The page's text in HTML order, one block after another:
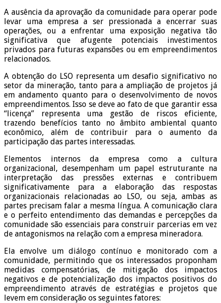
A ausência da aprovação da comunidade para operar pode
levar uma empresa a ser pressionada a encerrar suas
operações, ou a enfrentar uma exposição negativa tão
significativa que afugente potenciais investimentos
privados para futuras expansões ou em empreendimentos
relacionados.
A obtenção do LSO representa um desafio significativo no
setor da mineração, tanto para a ampliação de projetos já
em andamento quanto para o desenvolvimento de novos
empreendimentos. Isso se deve ao fato de que garantir essa
“licença” representa uma gestão de riscos eficiente,
trazendo benefícios tanto no âmbito ambiental quanto
econômico, além de contribuir para o aumento da
participação das partes interessadas.
Elementos internos da empresa como a cultura
organizacional, desempenham um papel estruturante na
interpretação das pressões externas e contribuem
significativamente para a elaboração das respostas
organizacionais relacionadas ao LSO, ou seja, ambas as
partes precisam falar a mesma língua. A comunicação clara
e o perfeito entendimento das demandas e percepções da
comunidade são essenciais para construir parcerias em vez
de antagonismos na relação com a empresa mineradora.
Ela envolve um diálogo contínuo e monitorado com a
comunidade, permitindo que os interessados proponham
medidas compensatórias, de mitigação dos impactos
negativos e de potencialização dos impactos positivos do
empreendimento através de estratégias e projetos que
levem em consideração os seguintes fatores: